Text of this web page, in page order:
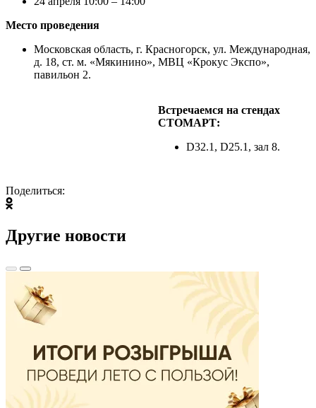
Место проведения
Московская область, г. Красногорск, ул. Международная,
д. 18, ст. м. «Мякинино», МВЦ «Крокус Экспо»,
павильон 2.
Встречаемся на стендах
СТОМАРТ:
D32.1, D25.1, зал 8.
Поделиться:
Другие новости